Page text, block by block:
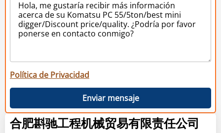
Política de Privacidad
Enviar mensaje
合肥斟驰工程机械贸易有限责任公司